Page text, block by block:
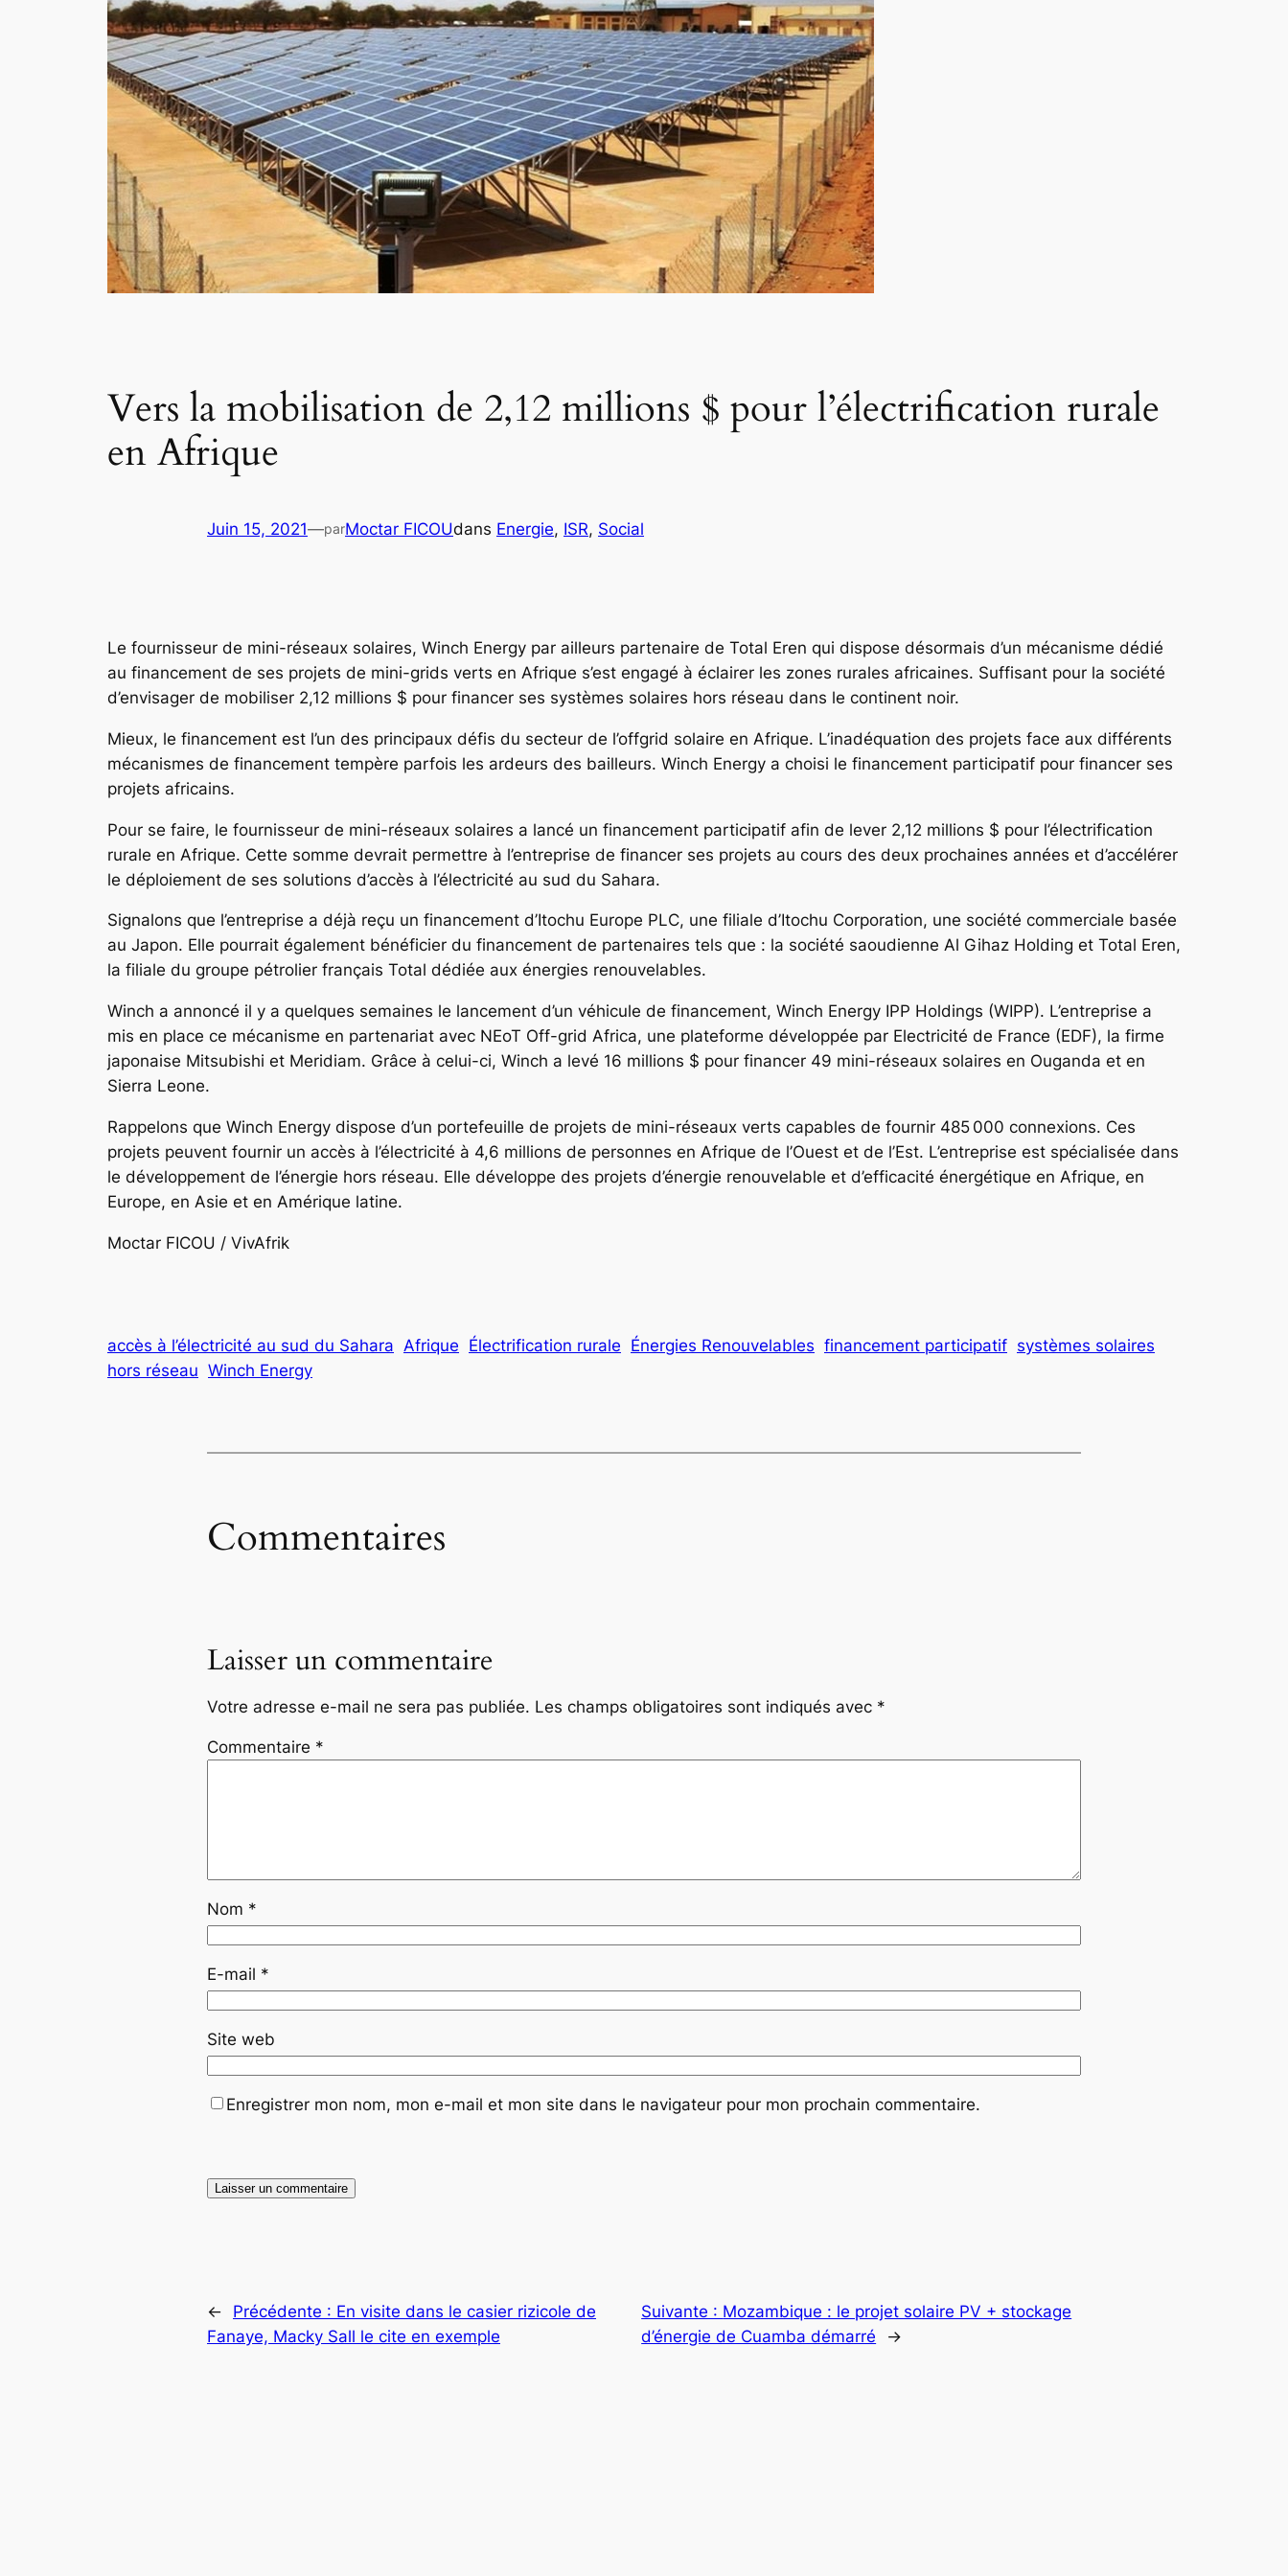
Vers la mobilisation de 2,12 millions $ pour l’électrification rurale
en Afrique
Juin 15, 2021—parMoctar FICOUdans Energie, ISR, Social
Le fournisseur de mini-réseaux solaires, Winch Energy par ailleurs partenaire de Total Eren qui dispose désormais d’un mécanisme dédié
au financement de ses projets de mini-grids verts en Afrique s’est engagé à éclairer les zones rurales africaines. Suffisant pour la société
d’envisager de mobiliser 2,12 millions $ pour financer ses systèmes solaires hors réseau dans le continent noir.
Mieux, le financement est l’un des principaux défis du secteur de l’offgrid solaire en Afrique. L’inadéquation des projets face aux différents
mécanismes de financement tempère parfois les ardeurs des bailleurs. Winch Energy a choisi le financement participatif pour financer ses
projets africains.
Pour se faire, le fournisseur de mini-réseaux solaires a lancé un financement participatif afin de lever 2,12 millions $ pour l’électrification
rurale en Afrique. Cette somme devrait permettre à l’entreprise de financer ses projets au cours des deux prochaines années et d’accélérer
le déploiement de ses solutions d’accès à l’électricité au sud du Sahara.
Signalons que l’entreprise a déjà reçu un financement d’Itochu Europe PLC, une filiale d’Itochu Corporation, une société commerciale basée
au Japon. Elle pourrait également bénéficier du financement de partenaires tels que : la société saoudienne Al Gihaz Holding et Total Eren,
la filiale du groupe pétrolier français Total dédiée aux énergies renouvelables.
Winch a annoncé il y a quelques semaines le lancement d’un véhicule de financement, Winch Energy IPP Holdings (WIPP). L’entreprise a
mis en place ce mécanisme en partenariat avec NEoT Off-grid Africa, une plateforme développée par Electricité de France (EDF), la firme
japonaise Mitsubishi et Meridiam. Grâce à celui-ci, Winch a levé 16 millions $ pour financer 49 mini-réseaux solaires en Ouganda et en
Sierra Leone.
Rappelons que Winch Energy dispose d’un portefeuille de projets de mini-réseaux verts capables de fournir 485 000 connexions. Ces
projets peuvent fournir un accès à l’électricité à 4,6 millions de personnes en Afrique de l’Ouest et de l’Est. L’entreprise est spécialisée dans
le développement de l’énergie hors réseau. Elle développe des projets d’énergie renouvelable et d’efficacité énergétique en Afrique, en
Europe, en Asie et en Amérique latine.
Moctar FICOU / VivAfrik
accès à l’électricité au sud du Sahara Afrique Électrification rurale Énergies Renouvelables financement participatif systèmes solaires
hors réseau Winch Energy
Commentaires
Laisser un commentaire
Votre adresse e-mail ne sera pas publiée. Les champs obligatoires sont indiqués avec *
Commentaire *
Nom *
E-mail *
Site web
Enregistrer mon nom, mon e-mail et mon site dans le navigateur pour mon prochain commentaire.
← Précédente : En visite dans le casier rizicole de
Fanaye, Macky Sall le cite en exemple
Suivante : Mozambique : le projet solaire PV + stockage
d’énergie de Cuamba démarré
→